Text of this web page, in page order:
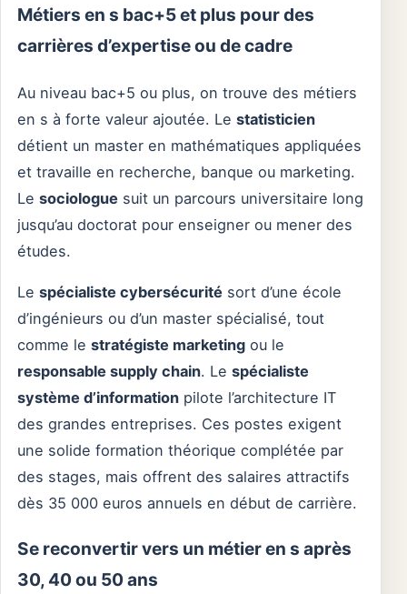
Métiers en s bac+5 et plus pour des
carrières d’expertise ou de cadre
Au niveau bac+5 ou plus, on trouve des métiers
en s à forte valeur ajoutée. Le statisticien
détient un master en mathématiques appliquées
et travaille en recherche, banque ou marketing.
Le sociologue suit un parcours universitaire long
jusqu’au doctorat pour enseigner ou mener des
études.
Le spécialiste cybersécurité sort d’une école
d’ingénieurs ou d’un master spécialisé, tout
comme le stratégiste marketing ou le
responsable supply chain. Le spécialiste
système d’information pilote l’architecture IT
des grandes entreprises. Ces postes exigent
une solide formation théorique complétée par
des stages, mais offrent des salaires attractifs
dès 35 000 euros annuels en début de carrière.
Se reconvertir vers un métier en s après
30, 40 ou 50 ans